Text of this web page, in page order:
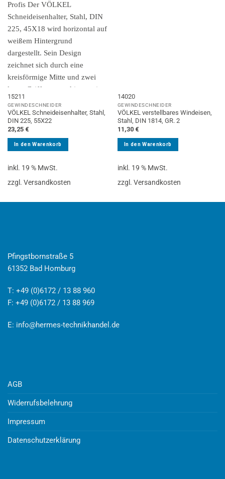
15211
GEWINDESCHNEIDER
VÖLKEL Schneideisenhalter, Stahl,
DIN 225, 55X22
23,25 €
In den Warenkorb
inkl. 19 % MwSt.
zzgl. Versandkosten
14020
GEWINDESCHNEIDER
VÖLKEL verstellbares Windeisen,
Stahl, DIN 1814, GR. 2
11,30 €
In den Warenkorb
inkl. 19 % MwSt.
zzgl. Versandkosten
Pfingstbornstraße 5
61352 Bad Homburg
T: +49 (0)6172 / 13 88 960
F: +49 (0)6172 / 13 88 969
E: info@hermes-technikhandel.de
AGB
Widerrufsbelehrung
Impressum
Datenschutzerklärung